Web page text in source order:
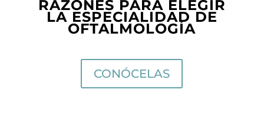
RAZONES PARA ELEGIR
LA ESPECIALIDAD DE
OFTALMOLOGÍA
CONÓCELAS